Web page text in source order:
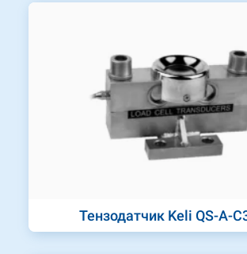
Тензодатчик Keli QS-A-